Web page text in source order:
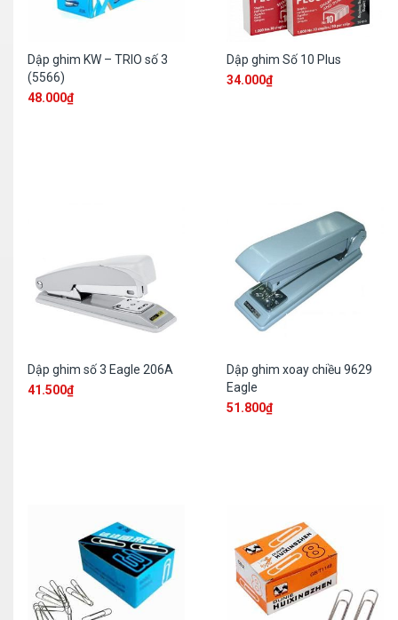
Dập ghim KW – TRIO số 3
(5566)
48.000₫
Dập ghim Số 10 Plus
34.000₫
Dập ghim số 3 Eagle 206A
41.500₫
Dập ghim xoay chiều 9629
Eagle
51.800₫